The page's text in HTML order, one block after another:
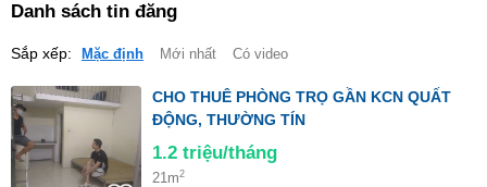
Danh sách tin đăng
Sắp xếp: Mặc định Mới nhất Có video
CHO THUÊ PHÒNG TRỌ GẦN KCN QUẤT
ĐỘNG, THƯỜNG TÍN
1.2 triệu/tháng
21m2